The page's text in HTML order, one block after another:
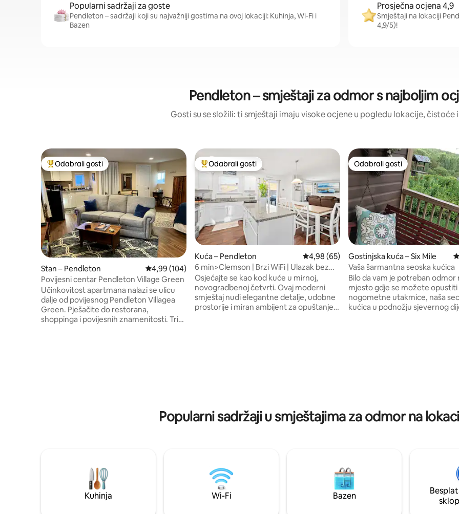
Popularni sadržaji za goste
Pendleton – sadržaji koji su najvažniji gostima na ovoj lokaciji: Kuhinja, Wi-Fi i
Bazen
Prosječna ocjena 4,9
Smještaji na lokaciji
4,9/5)!
Pendleton – smještaji za odmor s najboljim
Gosti su se složili: ti smještaji imaju visoke ocjene u pogledu lokacije, čistoće
Među najviše rangiranima s oznakom „Odabrali gosti”
Odabrali gosti
Stan – Pendleton Prosječna ocjena: 4,99/5, recenzija: 104
4,99 (104)
Povijesni centar Pendleton Village Green
Učinkovitost apartmana nalazi se ulicu
dalje od povijesnog Pendleton Villagea
Green. Pješačite do restorana,
shoppinga i povijesnih znamenitosti. Tri
odrasla gosta, jedan mora biti stariji od 21
Među najviše rangiranima s oznakom „Odabrali gosti”
Odabrali gosti
Kuća – Pendleton Prosječna ocjena: 4,98/5, recenzija: 65
4,98 (65)
6 min>Clemson | Brzi WiFi | Ulazak bez
ključa | Ured
Osjećajte se kao kod kuće u mirnoj,
novogradbenoj četvrti. Ovaj moderni
smještaj nudi elegantne detalje, udobne
prostorije i miran ambijent za opuštanje
Odabrali gosti
Odabrali gosti
Gostinjska kuća – Six Mile
Vaša šarmantna seoska kućica
Bilo da vam je potreban odmor
mjesto gdje se možete opustiti
nogometne utakmice, naša
kućica u podnožju sjevernog
Popularni sadržaji u smještajima za odmor na
Kuhinja Wi-Fi Bazen